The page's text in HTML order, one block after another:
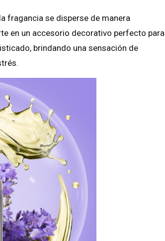
fragancia se disperse de manera
en un accesorio decorativo perfecto para
brindando una sensación de